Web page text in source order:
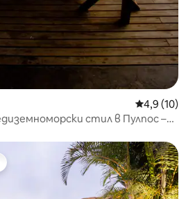
Средна
4,9 (10)
стил в Пулпос –